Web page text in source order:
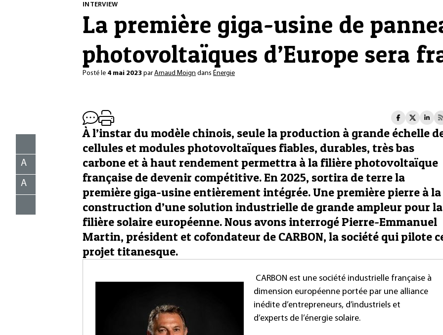
INTERVIEW
La première giga-usine de
photovoltaïques d’Europe sera
Posté le 4 mai 2023 parArnaud Moign dans Énergie
A
A
À l’instar du modèle chinois, seule la production à grande échelle
cellules et modules photovoltaïques fiables, durables, très bas
carbone et à haut rendement permettra à la filière photovoltaïque
française de devenir compétitive. En 2025, sortira de terre la
première giga-usine entièrement intégrée. Une première pierre à la
construction d’une solution industrielle de grande ampleur pour la
filière solaire européenne. Nous avons interrogé Pierre-Emmanuel
Martin, président et cofondateur de CARBON, la société qui pilote
projet titanesque.
CARBON est une société industrielle française à
dimension européenne portée par une alliance
inédite d’entrepreneurs, d’industriels et
d’experts de l’énergie solaire.